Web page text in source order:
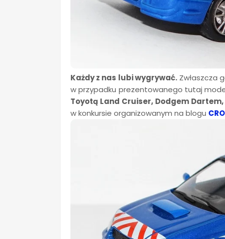
Każdy z nas lubi wygrywać.Zwłaszcza
w przypadku prezentowanego tutaj
Toyotą Land Cruiser, Dodgem
w konkursie organizowanym na blogu